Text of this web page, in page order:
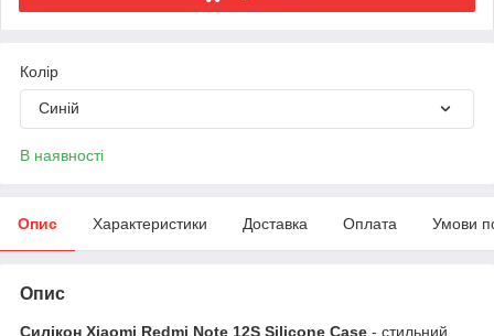
Колір
Синій
В наявності
Опис Характеристики Доставка Оплата Умови
Опис
Силікон Xiaomi Redmi Note 12S Silicone Case - стильний